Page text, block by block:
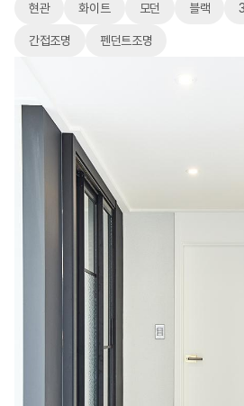
현관 화이트 모던 블랙
간접조명 펜던트조명